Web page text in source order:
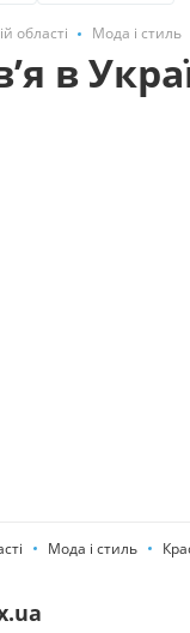
області Мода і стиль
в
Мода і стиль